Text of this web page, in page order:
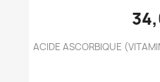
ACIDE ASCORBIQUE